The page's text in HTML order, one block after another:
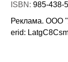
ISBN:985-438-
Реклама. ООО
erid: